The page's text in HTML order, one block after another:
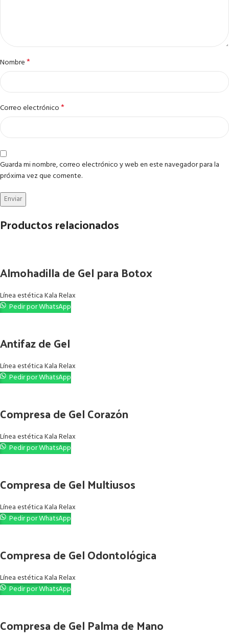
Nombre*
Correo electrónico*
Guarda mi nombre, correo electrónico y web en este navegador para la
próxima vez que comente.
Productos relacionados
Almohadilla de Gel para Botox
Línea estética Kala Relax
Pedir por WhatsApp
Antifaz de Gel
Línea estética Kala Relax
Pedir por WhatsApp
Compresa de Gel Corazón
Línea estética Kala Relax
Pedir por WhatsApp
Compresa de Gel Multiusos
Línea estética Kala Relax
Pedir por WhatsApp
Compresa de Gel Odontológica
Línea estética Kala Relax
Pedir por WhatsApp
Compresa de Gel Palma de Mano